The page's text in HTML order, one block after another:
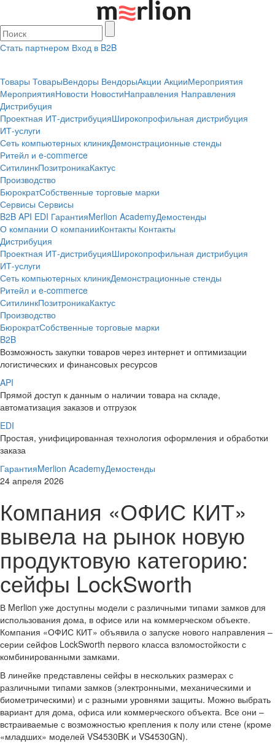
Стать партнером Вход в B2B
Товары ТоварыВендоры ВендорыАкции АкцииМероприятия
МероприятияНовости НовостиНаправления Направления
Дистрибуция
Проектная ИТ-дистрибуцияШирокопрофильная дистрибуция
ИТ-услуги
Сеть компьютерных клиникДемонстрационные стенды
Ритейл и e-commerce
СитилинкПозитроникаКактус
Производство
БюрократСобственные торговые марки
Сервисы Сервисы
B2B API EDI ГарантияMerlion AcademyДемостенды
О компании О компанииКонтакты Контакты
Дистрибуция
Проектная ИТ-дистрибуцияШирокопрофильная дистрибуция
ИТ-услуги
Сеть компьютерных клиникДемонстрационные стенды
Ритейл и e-commerce
СитилинкПозитроникаКактус
Производство
БюрократСобственные торговые марки
B2B
Возможность закупки товаров через интернет и оптимизации
логистических и финансовых ресурсов
API
Прямой доступ к данным о наличии товара на складе,
автоматизация заказов и отгрузок
EDI
Простая, унифицированная технология оформления и обработки
заказа
ГарантияMerlion AcademyДемостенды
24 апреля 2026
Компания «ОФИС КИТ»
вывела на рынок новую
продуктовую категорию:
сейфы LockSworth
В Merlion уже доступны модели с различными типами замков для
использования дома, в офисе или на коммерческом объекте.
Компания «ОФИС КИТ» объявила о запуске нового направления –
серии сейфов LockSworth первого класса взломостойкости с
комбинированными замками.
В линейке представлены сейфы в нескольких размерах с
различными типами замков (электронными, механическими и
биометрическими) и с разными уровнями защиты. Можно выбрать
вариант для дома, офиса или коммерческого объекта. Все они –
встраиваемые с возможностью крепления к полу или стене (кроме
«младших» моделей VS4530BK и VS4530GN).